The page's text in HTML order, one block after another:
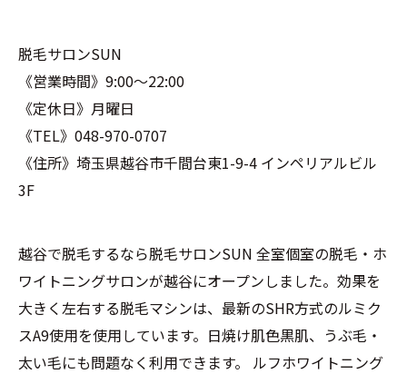
脱毛サロンSUN
《営業時間》9:00〜22:00
《定休日》月曜日
《TEL》048-970-0707
《住所》埼玉県越谷市千間台東1-9-4 インペリアルビル
3F
越谷で脱毛するなら脱毛サロンSUN 全室個室の脱毛・ホ
ワイトニングサロンが越谷にオープンしました。効果を
大きく左右する脱毛マシンは、最新のSHR方式のルミク
スA9使用を使用しています。日焼け肌色黒肌、うぶ毛・
太い毛にも問題なく利用できます。 ルフホワイトニング